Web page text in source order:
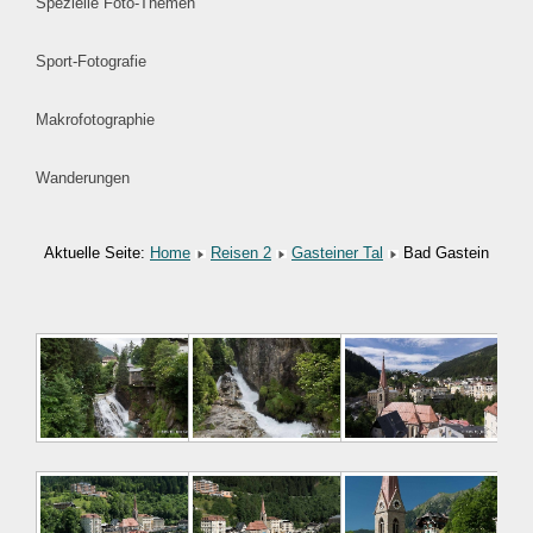
Sport-Fotografie
Makrofotographie
Wanderungen
Aktuelle Seite: Home Reisen 2 Gasteiner Tal Bad Gastein